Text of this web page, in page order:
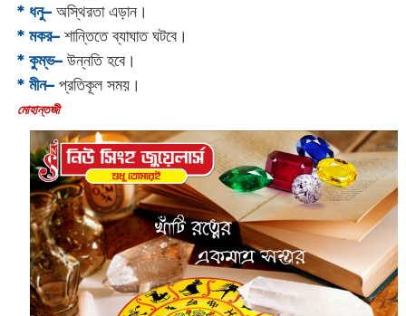
* ধনু–অস্থিরতা এড়ান।
* মকর–শান্তিতে ব্যাঘাত ঘটবে।‌
* কুম্ভ–উন্নতি হবে।
* মীন–প্রতিকূল সময়।
‌মোহান্তজী‌‌‌‌‌‌‌‌‌‌‌‌‌‌‌‌‌